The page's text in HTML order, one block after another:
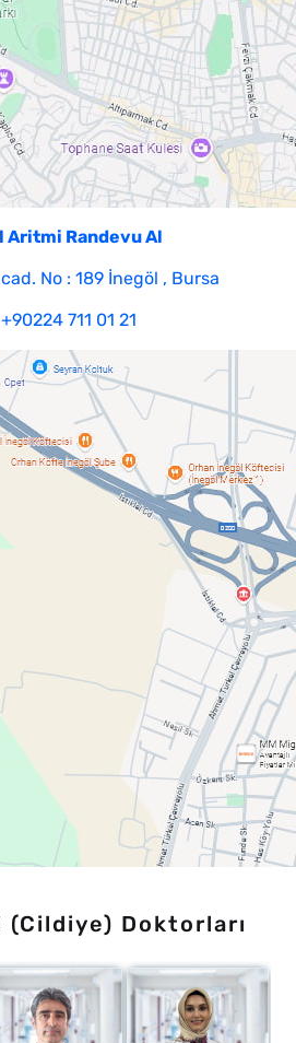
Aritmi Randevu Al
No : 189 İnegöl , Bursa
711 01 21
Doktorları